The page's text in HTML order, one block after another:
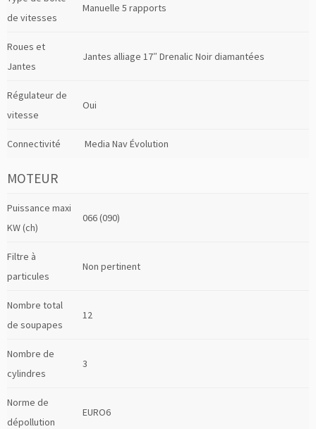
de vitesses
Manuelle 5 rapports
Roues et
Jantes
Jantes alliage 17″ Drenalic Noir diamantées
Régulateur de
vitesse
Oui
Connectivité Media Nav Évolution
MOTEUR
Puissance maxi
KW (ch)
066 (090)
Filtre à
particules
Non pertinent
Nombre total
de soupapes
12
Nombre de
cylindres
3
Norme de
dépollution
EURO6